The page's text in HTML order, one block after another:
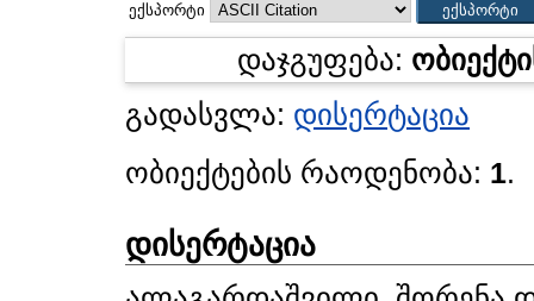
ექსპორტი
დაჯგუფება:
გადასვლა: დისერტაცია
ობიექტების რაოდენობა: 1.
დისერტაცია